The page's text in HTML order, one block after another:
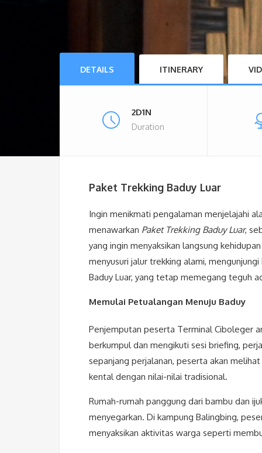
DETAILS ITINERARY
2D1N
Duration
Paket Trekking Baduy Luar
Ingin menikmati pengalaman menjelajahi
menawarkan Paket Trekking Baduy Luar,
yang ingin menyaksikan langsung
menyusuri jalur trekking alami,
Baduy Luar, yang tetap memegang teguh
Memulai Petualangan Menuju Baduy
Penjemputan peserta Terminal Ciboleger
berkumpul dan mengikuti sesi briefing,
sepanjang perjalanan, peserta akan
kental dengan nilai-nilai tradisional.
Rumah-rumah panggung dari bambu dan
menyegarkan. Di kampung Balingbing,
menyaksikan aktivitas warga seperti